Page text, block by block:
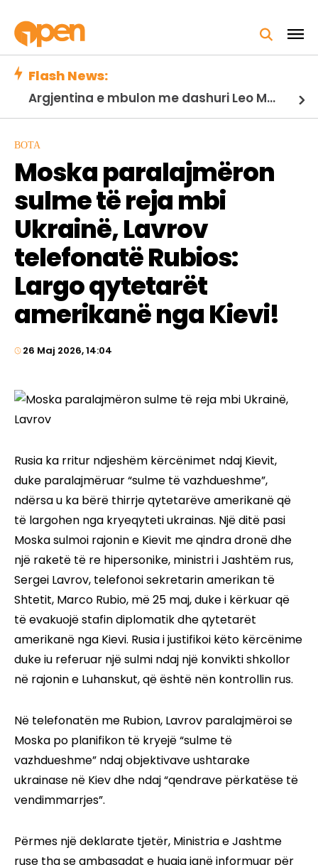
Flash News:
Argjentina e mbulon me dashuri Leo Messin pas vdekjes së babait të tij…
BOTA
Moska paralajmëron
sulme të reja mbi
Ukrainë, Lavrov
telefonatë Rubios:
Largo qytetarët
amerikanë nga Kievi!
26 Maj 2026, 14:04
Rusia ka rritur ndjeshëm kërcënimet ndaj Kievit,
duke paralajmëruar “sulme të vazhdueshme”,
ndërsa u ka bërë thirrje qytetarëve amerikanë që
të largohen nga kryeqyteti ukrainas. Një ditë pasi
Moska sulmoi rajonin e Kievit me qindra dronë dhe
një raketë të re hipersonike, ministri i Jashtëm rus,
Sergei Lavrov, telefonoi sekretarin amerikan të
Shtetit, Marco Rubio, më 25 maj, duke i kërkuar që
të evakuojë stafin diplomatik dhe qytetarët
amerikanë nga Kievi. Rusia i justifikoi këto kërcënime
duke iu referuar një sulmi ndaj një konvikti shkollor
në rajonin e Luhanskut, që është nën kontrollin rus.
Në telefonatën me Rubion, Lavrov paralajmëroi se
Moska po planifikon të kryejë “sulme të
vazhdueshme” ndaj objektivave ushtarake
ukrainase në Kiev dhe ndaj “qendrave përkatëse të
vendimmarrjes”.
Përmes një deklarate tjetër, Ministria e Jashtme
ruse tha se ambasadat e huaja janë informuar për